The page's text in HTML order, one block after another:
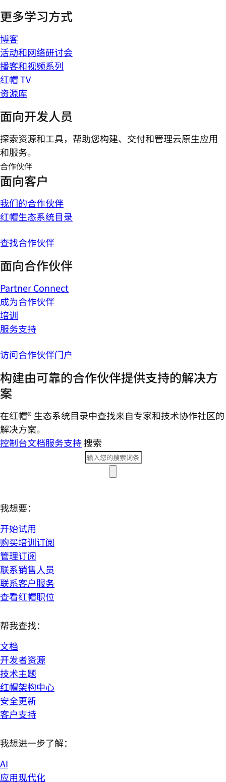
更多学习方式
博客
活动和网络研讨会
播客和视频系列
红帽 TV
资源库
面向开发人员
探索资源和工具，帮助您构建、交付和管理云原生应用
和服务。
合作伙伴
面向客户
我们的合作伙伴
红帽生态系统目录
查找合作伙伴
面向合作伙伴
Partner Connect
成为合作伙伴
培训
服务支持
访问合作伙伴门户
构建由可靠的合作伙伴提供支持的解决方
案
在红帽® 生态系统目录中查找来自专家和技术协作社区的
解决方案。
控制台文档服务支持搜索
我想要：
开始试用
购买培训订阅
管理订阅
联系销售人员
联系客户服务
查看红帽职位
帮我查找：
文档
开发者资源
技术主题
红帽架构中心
安全更新
客户支持
我想进一步了解：
AI
应用现代化